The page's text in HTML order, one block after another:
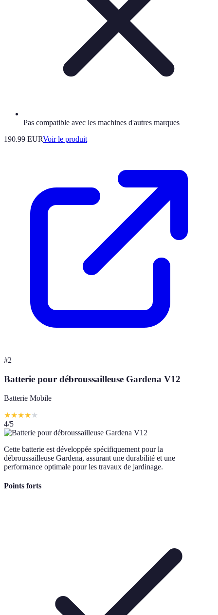
Pas compatible avec les machines d'autres marques
190.99 EURVoir le produit
#2
Batterie pour débroussailleuse Gardena V12
Batterie Mobile
★★★★★
4/5
Cette batterie est développée spécifiquement pour la
débroussailleuse Gardena, assurant une durabilité et une
performance optimale pour les travaux de jardinage.
Points forts